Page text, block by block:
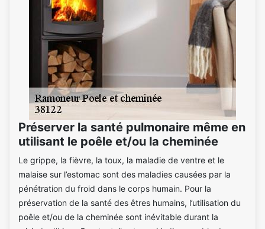
Préserver la santé pulmonaire même en
utilisant le poêle et/ou la cheminée
Le grippe, la fièvre, la toux, la maladie de ventre et le
malaise sur l’estomac sont des maladies causées par la
pénétration du froid dans le corps humain. Pour la
préservation de la santé des êtres humains, l’utilisation du
poêle et/ou de la cheminée sont inévitable durant la